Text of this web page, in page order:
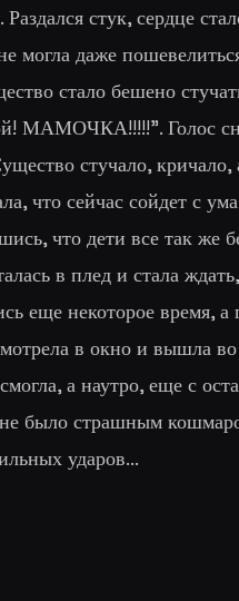
стук, сердце
могла даже
стало бешено
МАМОЧКА!!!!!". Голос
стучало, кричало,
что сейчас сойдет с
что дети все так же
в плед и стала
еще некоторое время, а
в окно и вышла
а наутро, еще с
было страшным
ударов...